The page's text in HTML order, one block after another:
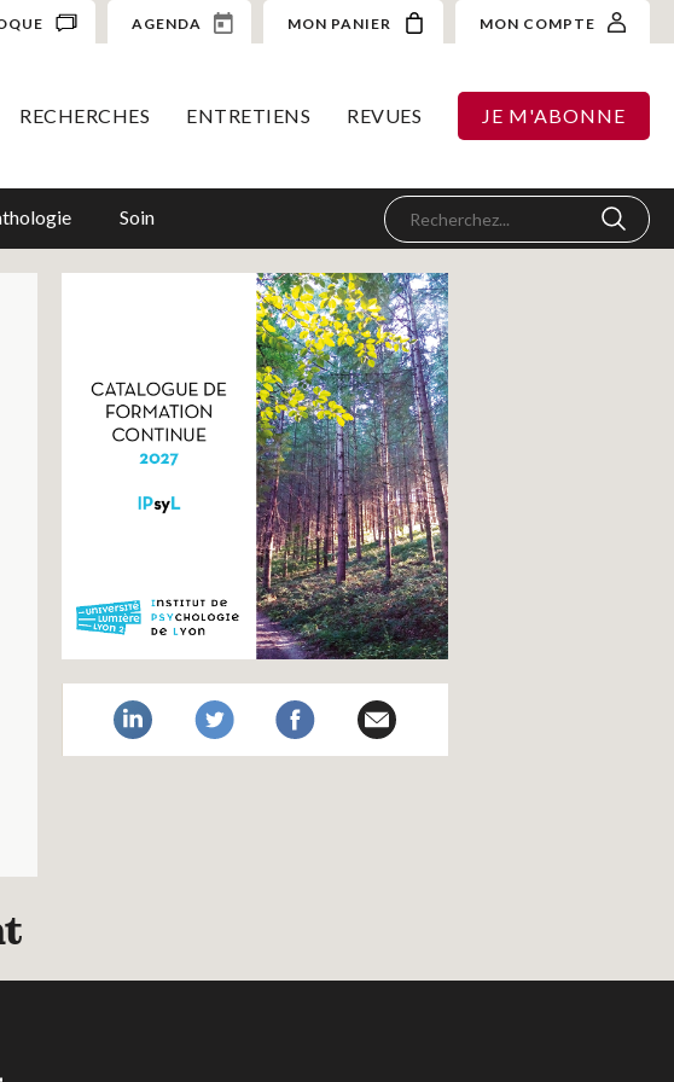
AGENDA MON PANIER MON COMPTE
RECHERCHES ENTRETIENS REVUES JE M'ABONNE
Soin